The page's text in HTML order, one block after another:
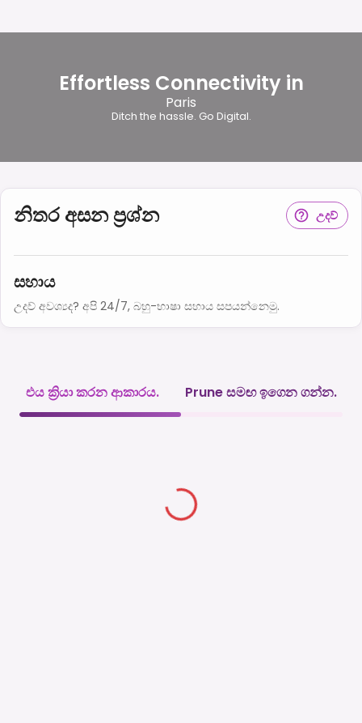
Effortless Connectivity in
Paris
Ditch the hassle. Go Digital.
නිතර අසන ප්‍රශ්න උදව්
සහාය
උදව් අවශ්‍යද? අපි 24/7, බහු-භාෂා සහාය සපයන්නෙමු.
එය ක්‍රියා කරන ආකාරය. Prune සමඟ ඉගෙන ගන්න.